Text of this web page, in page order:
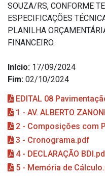
SOUZA/RS, CONFORME
ESPECIFICAÇÕES
PLANILHA
FINANCEIRO.
Início: 17/09/2024
Fim: 02/10/2024
EDITAL 08
1 - AV. ALBERTO
2 - Composições com
3 - Cronograma.pdf
4 - DECLARAÇÃO
5 - Memória de